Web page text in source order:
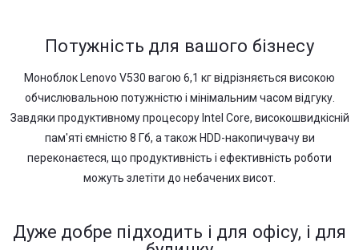
Потужність для вашого бізнесу
Моноблок Lenovo V530 вагою 6,1 кг відрізняється високою
обчислювальною потужністю і мінімальним часом відгуку.
Завдяки продуктивному процесору Intel Core, високошвидкісній
пам'яті ємністю 8 Гб, а також HDD-накопичувачу ви
переконаєтеся, що продуктивність і ефективність роботи
можуть злетіти до небачених висот.
Дуже добре підходить і для офісу, і для